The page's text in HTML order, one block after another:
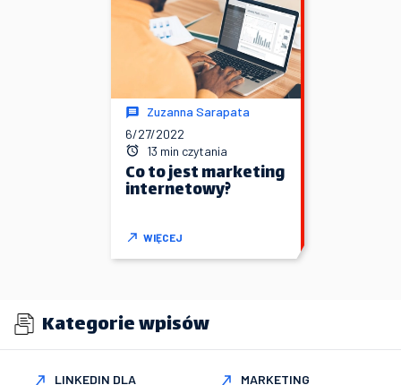
Zuzanna Sarapata
6/27/2022
13 min czytania
Co to jest marketing
internetowy?
WIĘCEJ
Kategorie wpisów
LINKEDIN DLA MARKETING